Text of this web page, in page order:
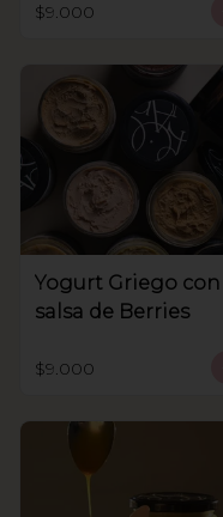
$9.000
Yogurt Griego con
salsa de Berries
$9.000